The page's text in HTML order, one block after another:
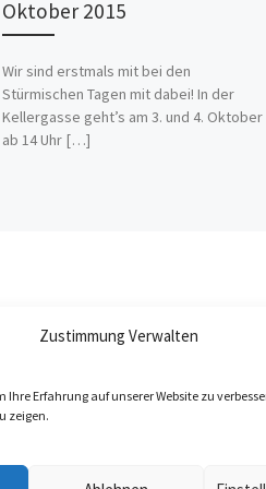
Zustimmung Verwalten
Ihre Erfahrung auf unserer Website zu
zeigen.
Oktober 2015
Wir sind erstmals mit bei den
Stürmischen Tagen mit dabei! In der
Kellergasse geht’s am 3. und 4. Oktober
ab 14 Uhr […]